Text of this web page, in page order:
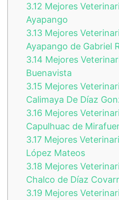
3.12 Mejores
Ayapango
3.13 Mejores
Ayapango de Gabriel
3.14 Mejores
Buenavista
3.15 Mejores
Calimaya De Díaz
3.16 Mejores
Capulhuac de
3.17 Mejores
López Mateos
3.18 Mejores
Chalco de Díaz
3.19 Mejores